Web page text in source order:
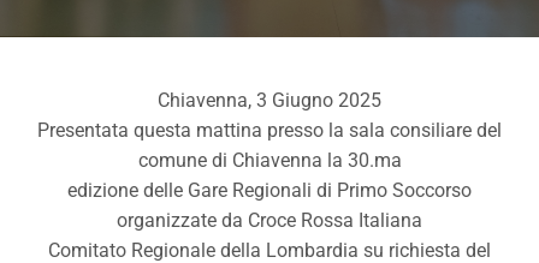
Chiavenna, 3 Giugno 2025
Presentata questa mattina presso la sala consiliare del
comune di Chiavenna la 30.ma
edizione delle Gare Regionali di Primo Soccorso
organizzate da Croce Rossa Italiana
Comitato Regionale della Lombardia su richiesta del